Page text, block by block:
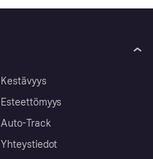
Kestävyys
Esteettömyys
Auto-Track
Yhteystiedot